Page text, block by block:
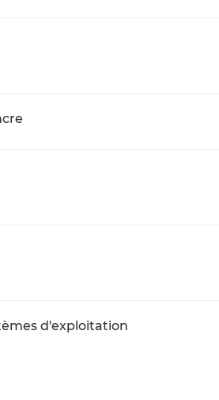
d'exploitation